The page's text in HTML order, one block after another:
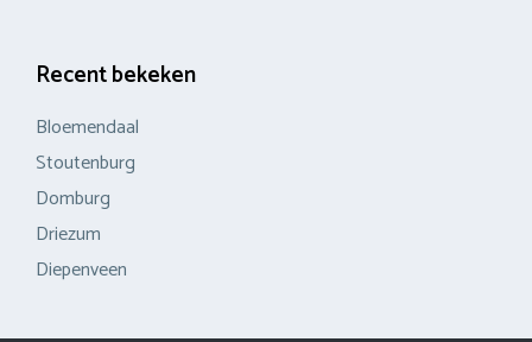
Recent bekeken
Bloemendaal
Stoutenburg
Domburg
Driezum
Diepenveen